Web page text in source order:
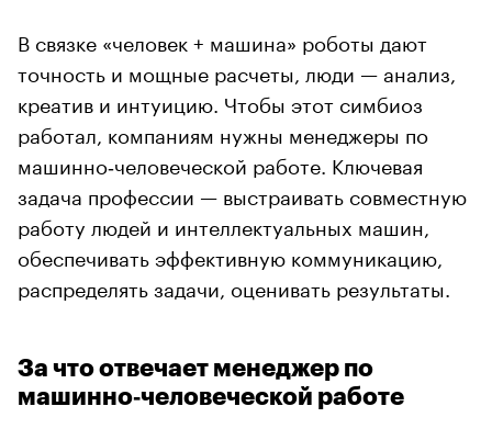
В связке «человек + машина» роботы дают
точность и мощные расчеты, люди — анализ,
креатив и интуицию. Чтобы этот симбиоз
работал, компаниям нужны менеджеры по
машинно‑человеческой работе. Ключевая
задача профессии — выстраивать совместную
работу людей и интеллектуальных машин,
обеспечивать эффективную коммуникацию,
распределять задачи, оценивать результаты.
За что отвечает менеджер по
машинно‑человеческой работе